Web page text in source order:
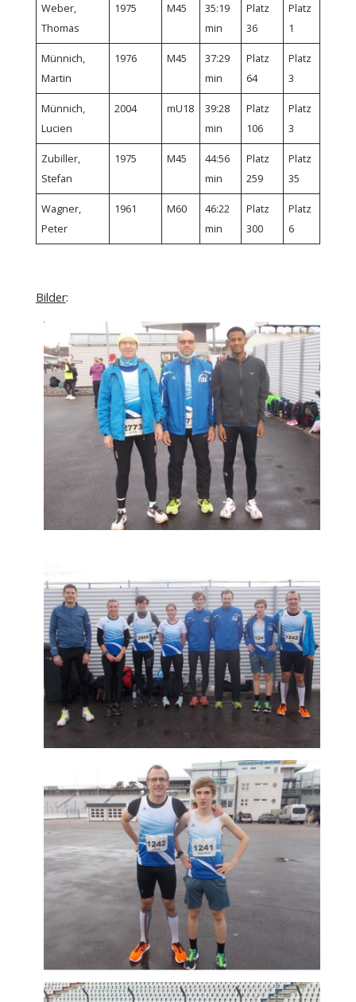
Weber,
Thomas
1975 M45
35:19
min
Platz
36
Platz
1
Münnich,
Martin
1976 M45
37:29
min
Platz
64
Platz
3
Münnich,
Lucien
2004 mU18
39:28
min
Platz
106
Platz
3
Zubiller,
Stefan
1975 M45
44:56
min
Platz
259
Platz
35
Wagner,
Peter
1961 M60
46:22
min
Platz
300
Platz
6
Bilder: